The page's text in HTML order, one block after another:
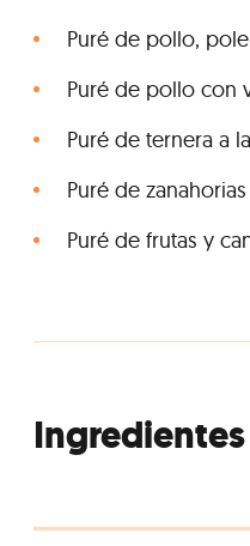
Puré de pollo,
Puré de pollo con
Puré de ternera a
Puré de
Puré de frutas y